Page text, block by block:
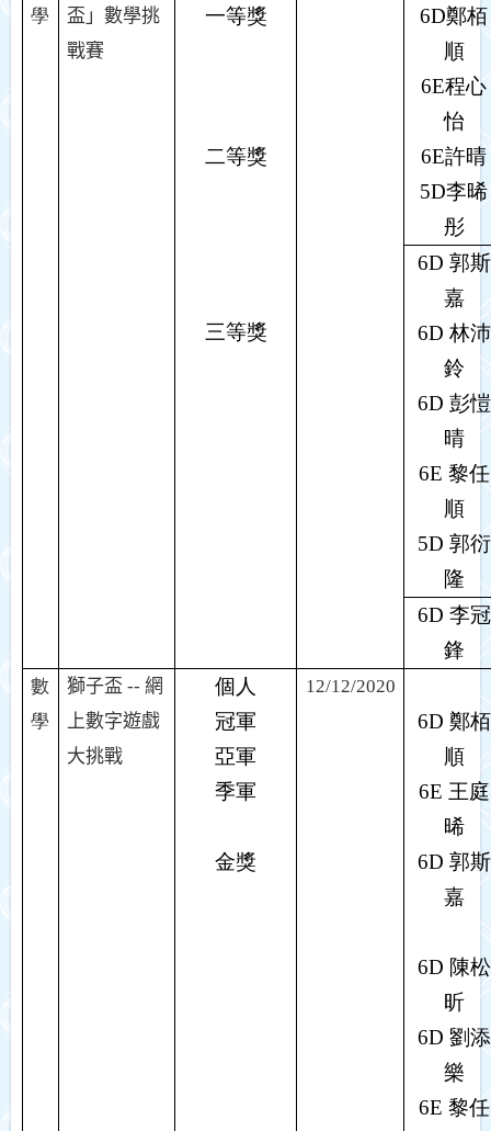
學
盃」數學挑
戰賽
一等獎
二等獎
三等獎
6D鄭栢
順
6E程心
怡
6E許晴
5D李晞
彤
6D 郭斯
嘉
6D 林沛
鈴
6D 彭愷
晴
6E 黎任
順
5D 郭衍
隆
6D 李冠
鋒
數
學
獅子盃 --網
上數字遊戲
大挑戰
個人
冠軍
亞軍
季軍
金獎
12/12/2020
6D 鄭栢
順
6E 王庭
晞
6D 郭斯
嘉
6D 陳松
昕
6D 劉添
樂
6E 黎任